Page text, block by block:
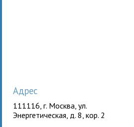
Адрес
111116, г. Москва, ул.
Энергетическая, д. 8, кор. 2